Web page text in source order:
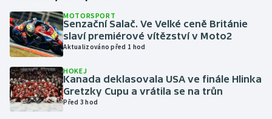
Gymnastika
Házená
Jezdectví
Judo
MOTORSPORT
Senzační Salač. Ve Velké ceně Británie
slaví premiérové vítězství v Moto2
Aktualizováno před 1 hod
HOKEJ
Kanada deklasovala USA ve finále Hlinka
Gretzky Cupu a vrátila se na trůn
Před 3 hod